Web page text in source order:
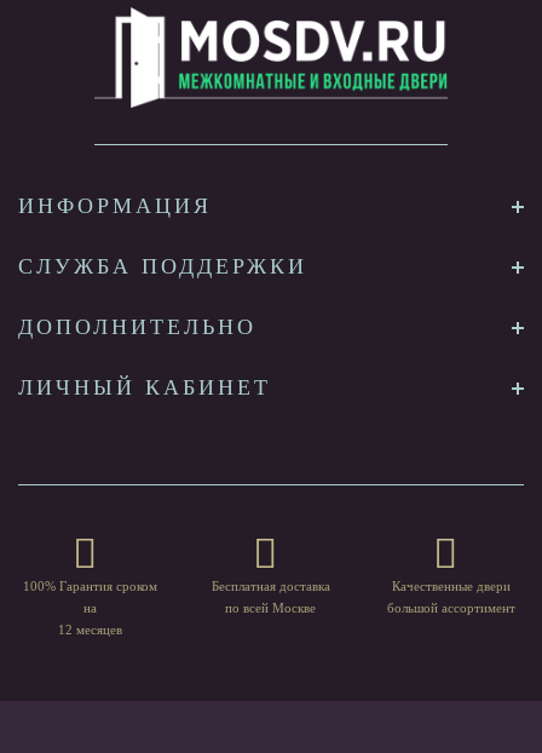
ИНФОРМАЦИЯ
СЛУЖБА ПОДДЕРЖКИ
ДОПОЛНИТЕЛЬНО
ЛИЧНЫЙ КАБИНЕТ
100% Гарантия сроком
на
12 месяцев
Бесплатная доставка
по всей Москве
Качественные двери
большой ассортимент